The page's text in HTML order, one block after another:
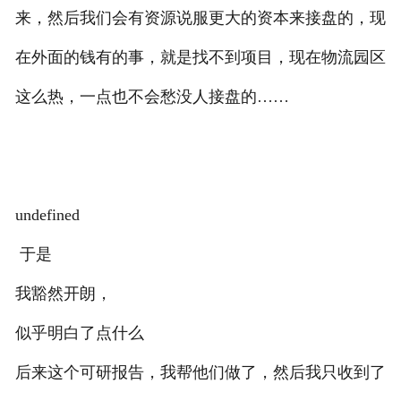
来，然后我们会有资源说服更大的资本来接盘的，现
在外面的钱有的事，就是找不到项目，现在物流园区
这么热，一点也不会愁没人接盘的……
undefined
于是
我豁然开朗，
似乎明白了点什么
后来这个可研报告，我帮他们做了，然后我只收到了